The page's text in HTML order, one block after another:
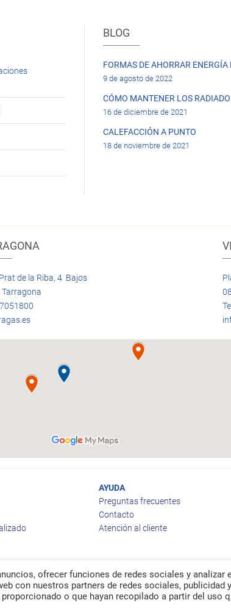
BLOG
FORMAS DE AHORRAR
9 de agosto de 2022
CÓMO MANTENER LOS
16 de diciembre de 2021
CALEFACCIÓN A PUNTO
18 de noviembre de 2021
de la Riba, 4 Bajos
AYUDA
Preguntas frecuentes
Contacto
Atención al cliente
ofrecer funciones de redes sociales y analizar
con nuestros partners de redes sociales, publicidad y
o que hayan recopilado a partir del uso